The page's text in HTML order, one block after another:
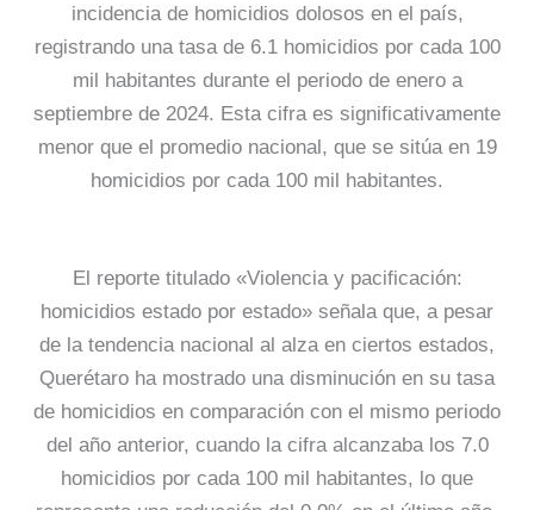
incidencia de homicidios dolosos en el país,
registrando una tasa de 6.1 homicidios por cada 100
mil habitantes durante el periodo de enero a
septiembre de 2024. Esta cifra es significativamente
menor que el promedio nacional, que se sitúa en 19
homicidios por cada 100 mil habitantes.
El reporte titulado «Violencia y pacificación:
homicidios estado por estado» señala que, a pesar
de la tendencia nacional al alza en ciertos estados,
Querétaro ha mostrado una disminución en su tasa
de homicidios en comparación con el mismo periodo
del año anterior, cuando la cifra alcanzaba los 7.0
homicidios por cada 100 mil habitantes, lo que